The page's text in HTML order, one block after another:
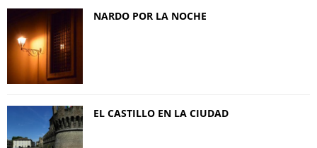
NARDO POR LA NOCHE
EL CASTILLO EN LA CIUDAD